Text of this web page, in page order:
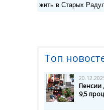
жить в Старых
Топ
Пенсии
9,5